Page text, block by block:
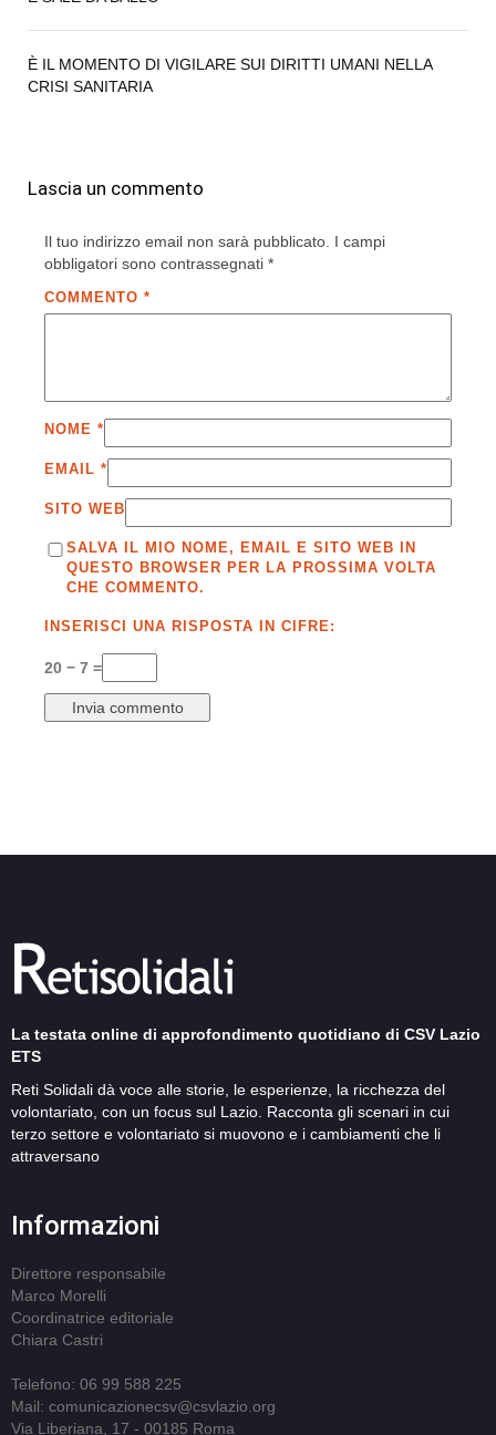
È IL MOMENTO DI VIGILARE SUI DIRITTI UMANI NELLA
CRISI SANITARIA
Lascia un commento
Il tuo indirizzo email non sarà pubblicato. I campi
obbligatori sono contrassegnati *
COMMENTO *
NOME *
EMAIL *
SITO WEB
SALVA IL MIO NOME, EMAIL E SITO WEB IN
QUESTO BROWSER PER LA PROSSIMA VOLTA
CHE COMMENTO.
INSERISCI UNA RISPOSTA IN CIFRE:
20 − 7 =
La testata online di approfondimento quotidiano di CSV Lazio
ETS
Reti Solidali dà voce alle storie, le esperienze, la ricchezza del
volontariato, con un focus sul Lazio. Racconta gli scenari in cui
terzo settore e volontariato si muovono e i cambiamenti che li
attraversano
Informazioni
Direttore responsabile
Marco Morelli
Coordinatrice editoriale
Chiara Castri
Telefono: 06 99 588 225
Mail: comunicazionecsv@csvlazio.org
Via Liberiana, 17 - 00185 Roma